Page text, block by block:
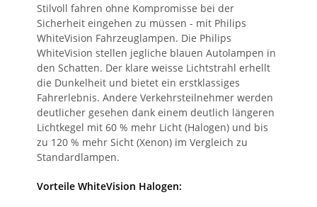
Stilvoll fahren ohne Kompromisse bei der
Sicherheit eingehen zu müssen - mit Philips
WhiteVision Fahrzeuglampen. Die Philips
WhiteVision stellen jegliche blauen Autolampen in
den Schatten. Der klare weisse Lichtstrahl erhellt
die Dunkelheit und bietet ein erstklassiges
Fahrerlebnis. Andere Verkehrsteilnehmer werden
deutlicher gesehen dank einem deutlich längeren
Lichtkegel mit 60 % mehr Licht (Halogen) und bis
zu 120 % mehr Sicht (Xenon) im Vergleich zu
Standardlampen.
Vorteile WhiteVision Halogen: